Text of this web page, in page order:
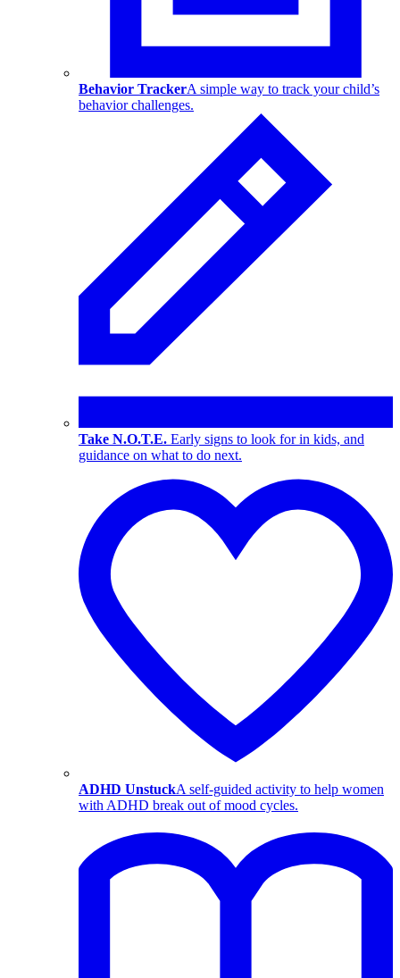
Behavior TrackerA simple way to track your child’s
behavior challenges.
Take N.O.T.E. Early signs to look for in kids, and
guidance on what to do next.
ADHD UnstuckA self-guided activity to help women
with ADHD break out of mood cycles.